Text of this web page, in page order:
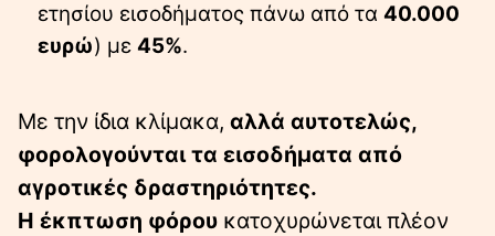
ετησίου εισοδήματος πάνω από τα 40.000
ευρώ) με 45%.
Με την ίδια κλίμακα, αλλά αυτοτελώς,
φορολογούνται τα εισοδήματα από
αγροτικές δραστηριότητες.
Η έκπτωση φόρου κατοχυρώνεται πλέον